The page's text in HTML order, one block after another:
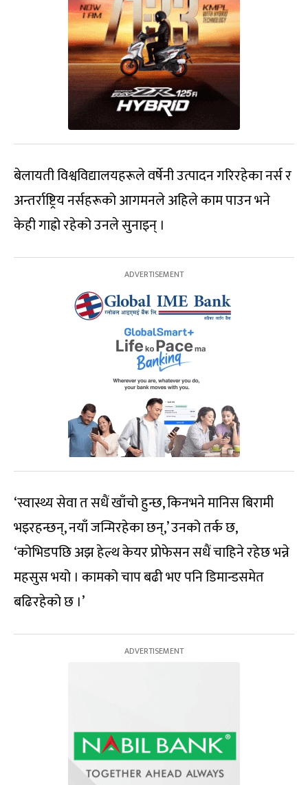
बेलायती विश्वविद्यालयहरूले वर्षेनी उत्पादन गरिरहेका नर्स र
अन्तर्राष्ट्रिय नर्सहरूको आगमनले अहिले काम पाउन भने
केही गाह्रो रहेको उनले सुनाइन् ।
‘स्वास्थ्य सेवा त सधैं खाँचो हुन्छ, किनभने मानिस बिरामी
भइरहन्छन्, नयाँ जन्मिरहेका छन्,’ उनको तर्क छ,
‘कोभिडपछि अझ हेल्थ केयर प्रोफेसन सधैं चाहिने रहेछ भन्ने
महसुस भयो । कामको चाप बढी भए पनि डिमान्डसमेत
बढिरहेको छ ।’